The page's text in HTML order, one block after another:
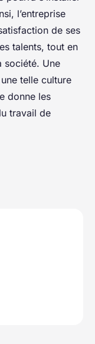
l’entreprise
de ses
talents, tout en
société. Une
telle culture
donne les
travail de